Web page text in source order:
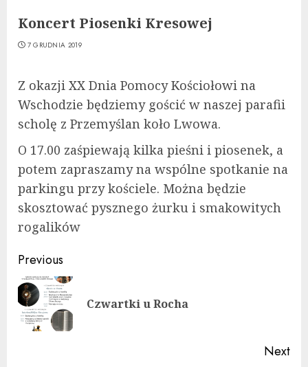
Koncert Piosenki Kresowej
7 GRUDNIA 2019
Z okazji XX Dnia Pomocy Kościołowi na
Wschodzie będziemy gościć w naszej parafii
scholę z Przemyślan koło Lwowa.
O 17.00 zaśpiewają kilka pieśni i piosenek, a
potem zapraszamy na wspólne spotkanie na
parkingu przy kościele. Można będzie
skosztować pysznego żurku i smakowitych
rogalików
Continue
Reading
Previous
Czwartki u Rocha
Next